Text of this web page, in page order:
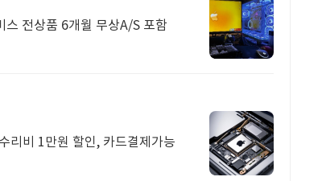
스 전상품 6개월 무상A/S 포함
리비 1만원 할인, 카드결제가능